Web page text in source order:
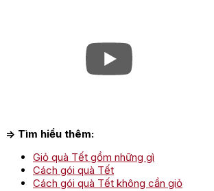
=> Tìm hiểu thêm:
Giỏ quà Tết gồm những gì
Cách gói quà Tết
Cách gói quà Tết không cần giỏ